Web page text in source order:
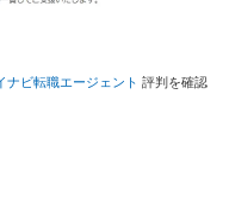
ナビ転職エージェント 評判を確認